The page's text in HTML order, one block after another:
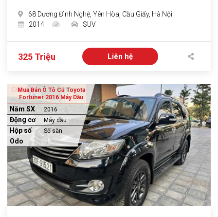
68 Dương Đình Nghệ, Yên Hòa, Cầu Giấy, Hà Nội
2014
SUV
325 Triệu Liên hệ
Mua Bán Ô Tô Cũ Toyota
Fortuner 2016 Máy Dầu
Năm SX 2016
Động cơ Máy dầu
Hộp số Số sàn
Odo